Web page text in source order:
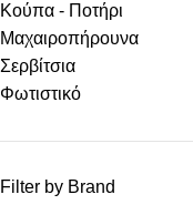
Κούπα - Ποτήρι
Μαχαιροπήρουνα
Σερβίτσια
Φωτιστικό
Filter by Brand